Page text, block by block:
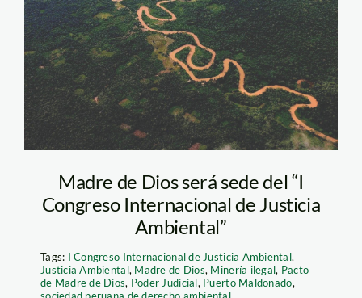
Madre de Dios será sede del “I
Congreso Internacional de Justicia
Ambiental”
Tags: I Congreso Internacional de Justicia Ambiental,
Justicia Ambiental, Madre de Dios, Minería ilegal, Pacto
de Madre de Dios, Poder Judicial, Puerto Maldonado,